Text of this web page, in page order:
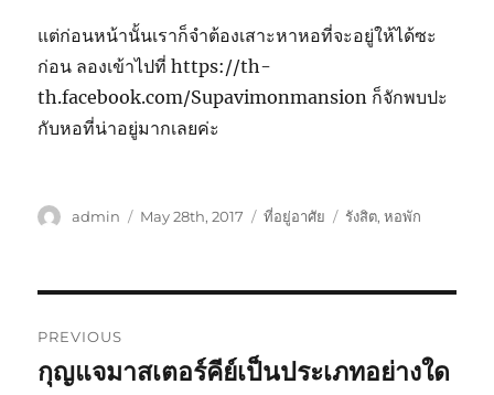
แต่ก่อนหน้านั้นเราก็จำต้องเสาะหาหอที่จะอยู่ให้ได้ซะ
ก่อน ลองเข้าไปที่ https://th-
th.facebook.com/Supavimonmansion ก็จักพบปะ
กับหอที่น่าอยู่มากเลยค่ะ
Author
admin
Posted
May 28th, 2017 Categories
ที่อยู่อาศัย Tags
รังสิต,หอพัก
navigation
PREVIOUS
Previous
กุญแจมาสเตอร์คีย์เป็นประเภทอย่างใด